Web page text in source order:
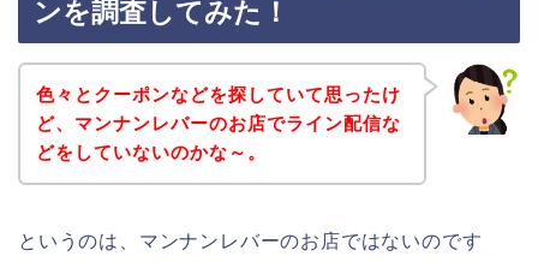
ンを調査してみた！
色々とクーポンなどを探していて思ったけ
ど、マンナンレバーのお店でライン配信な
どをしていないのかな～。
というのは、マンナンレバーのお店ではないのです